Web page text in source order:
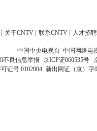
关于CNTV 联系CNTV 人才招聘
中国中央电视台 中国网络电
不良信息举报 京ICP证060535号
证号 0102004 新出网证（京）